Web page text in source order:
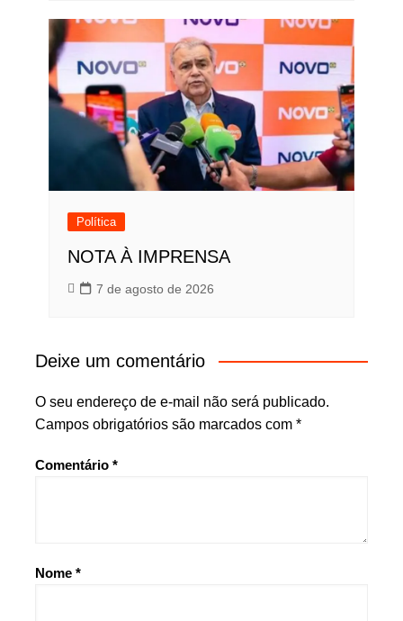
Política
NOTA À IMPRENSA
7 de agosto de 2026
Deixe um comentário
O seu endereço de e-mail não será publicado.
Campos obrigatórios são marcados com *
Comentário *
Nome *